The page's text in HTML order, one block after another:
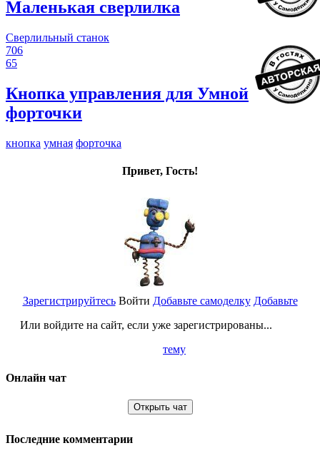
Маленькая сверлилка
Сверлильный станок
706
65
Кнопка управления для Умной
форточки
кнопка умная форточка
Привет, Гость!
Зарегистрируйтесь
Или войдите на сайт, если уже зарегистрированы...
Войти Добавьте самоделку Добавьте
тему
Онлайн чат
Открыть чат
Последние комментарии